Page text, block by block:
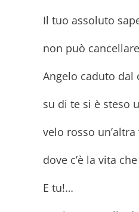
Il tuo assoluto
non può
Angelo caduto dal
su di te si è steso
velo rosso
dove c’è la vita
E tu!…